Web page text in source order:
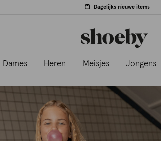
Dagelijks nieuwe items
Dames Heren Meisjes Jongens